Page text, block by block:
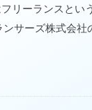
リーランスとい
ンサーズ株式会